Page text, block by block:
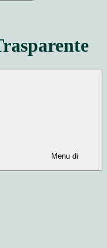
Menu di